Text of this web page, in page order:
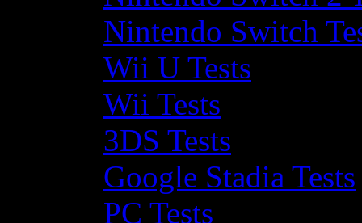
Nintendo Switch
Wii U Tests
Wii Tests
3DS Tests
Google Stadia Tests
PC Tests